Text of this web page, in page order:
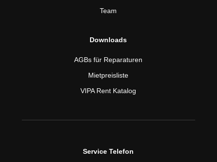
Team
Downloads
AGBs für Reparaturen
Mietpreisliste
VIPA Rent Katalog
Service Telefon